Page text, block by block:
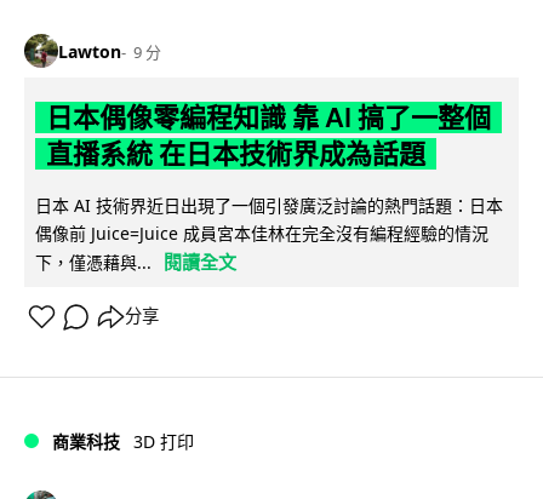
Lawton 9 分
日本偶像零編程知識 靠 AI 搞了一整個
直播系統 在日本技術界成為話題
日本 AI 技術界近日出現了一個引發廣泛討論的熱門話題：日本
偶像前 Juice=Juice 成員宮本佳林在完全沒有編程經驗的情況
下，僅憑藉與...
閱讀全文
分享
商業科技 3D 打印